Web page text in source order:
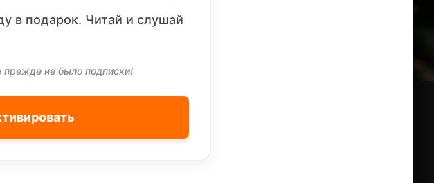
в подарок. Читай и слушай
прежде не было подписки!